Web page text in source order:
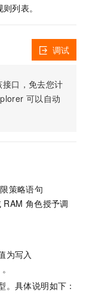
列表。
口，免去您计
可以自动
调试
策略语句
RAM 角色授予调
为写入
。具体说明如下：